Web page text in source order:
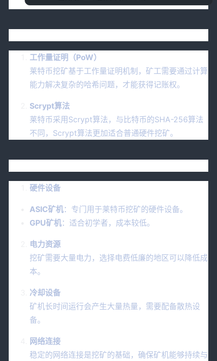
工作量证明（PoW）
莱特币挖矿基于工作量证明机制，矿工需要通过计算
能力解决复杂的哈希问题，才能获得记账权。
Scrypt算法
莱特币采用Scrypt算法，与比特币的SHA-256算法
不同，Scrypt算法更加适合普通硬件挖矿。
硬件设备
ASIC矿机：专门用于莱特币挖矿的硬件设备。
GPU矿机：适合初学者，成本较低。
电力资源
挖矿需要大量电力，选择电费低廉的地区可以降低成
本。
冷却设备
矿机长时间运行会产生大量热量，需要配备散热设
备。
网络连接
稳定的网络连接是挖矿的基础，确保矿机能够持续与